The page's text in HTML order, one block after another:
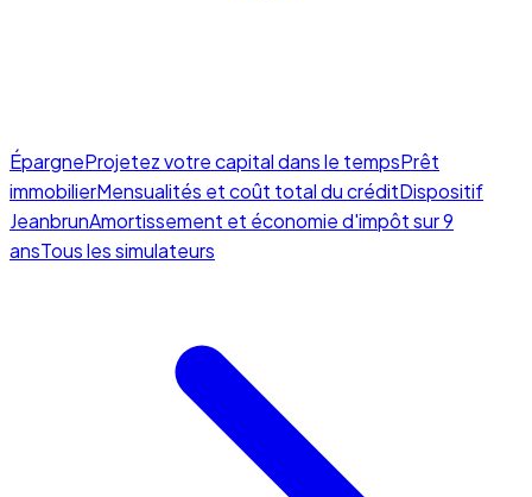
ÉpargneProjetez votre capital dans le tempsPrêt
immobilierMensualités et coût total du créditDispositif
JeanbrunAmortissement et économie d'impôt sur 9
ansTous les simulateurs